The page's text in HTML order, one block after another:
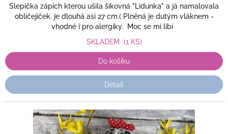
Slepička zápich kterou ušila šikovná "Lidunka" a já namalovala
obličejíček. je dlouhá asi 27 cm.( Plněná je dutým vláknem -
vhodné i pro alergiky. Moc se mi líbí
SKLADEM (1 KS)
Do košíku
Detail